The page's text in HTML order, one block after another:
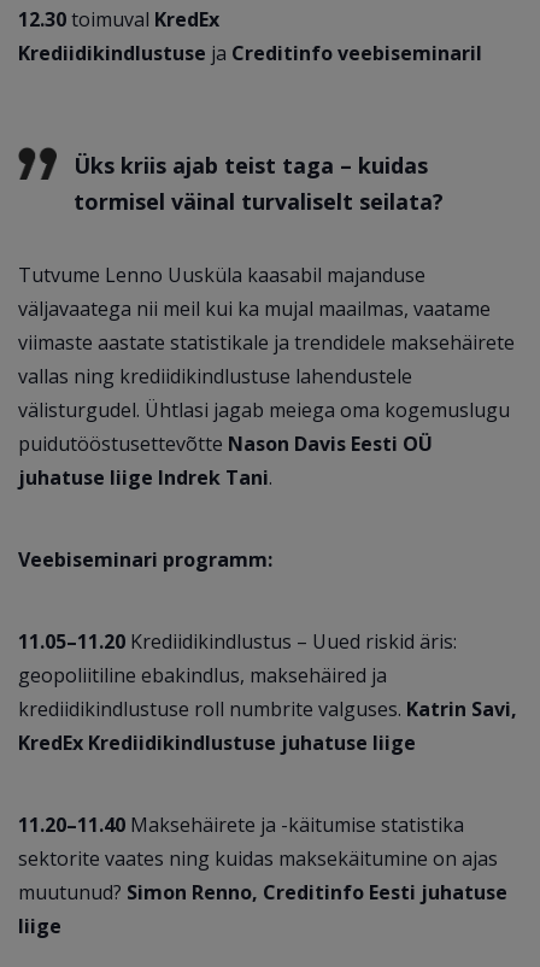
12.30toimuval KredEx
Krediidikindlustuse ja Creditinfo veebiseminaril
Üks kriis ajab teist taga – kuidas
tormisel väinal turvaliselt seilata?
Tutvume Lenno Uusküla kaasabil majanduse
väljavaatega nii meil kui ka mujal maailmas, vaatame
viimaste aastate statistikale ja trendidele maksehäirete
vallas ning krediidikindlustuse lahendustele
välisturgudel. Ühtlasi jagab meiega oma kogemuslugu
puidutööstusettevõtte Nason Davis Eesti OÜ
juhatuse liige Indrek Tani.
Veebiseminari programm:
11.05–11.20 Krediidikindlustus – Uued riskid äris:
geopoliitiline ebakindlus, maksehäired ja
krediidikindlustuse roll numbrite valguses. Katrin Savi,
KredEx Krediidikindlustuse juhatuse liige
11.20–11.40 Maksehäirete ja -käitumise statistika
sektorite vaates ning kuidas maksekäitumine on ajas
muutunud? Simon Renno, Creditinfo Eesti juhatuse
liige